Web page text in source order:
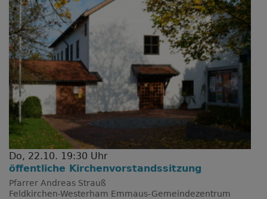
Do, 22.10. 19:30 Uhr
öffentliche Kirchenvorstandssitzung
Pfarrer Andreas Strauß
Feldkirchen-Westerham Emmaus-Gemeindezentrum